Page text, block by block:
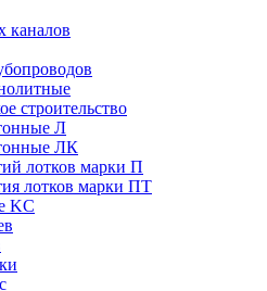
каналов
строительство
Л
ЛК
лотков марки П
лотков марки ПТ
KC